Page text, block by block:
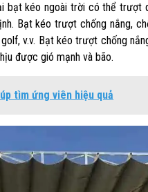
bạt kéo ngoài trời có thể trượt
Bạt kéo trượt chống nắng,
v.v. Bạt kéo trượt chống
được gió mạnh và bão.
tìm ứng viên hiệu quả